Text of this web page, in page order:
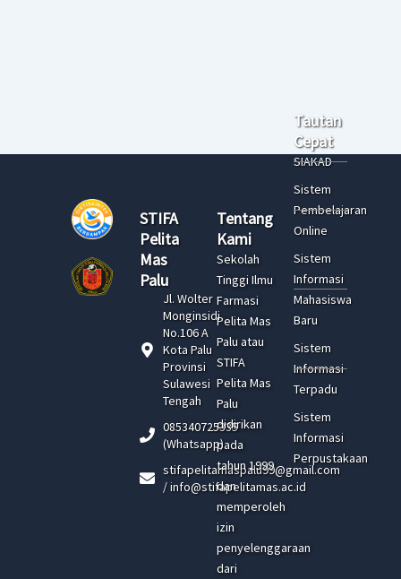
STIFA
Pelita
Mas
Palu
Jl. Wolter
Monginsidi
No.106 A
Kota Palu
Provinsi
Sulawesi
Tengah
085340725335
(Whatsapp)
stifapelitamaspalu99@gmail.com
/ info@stifapelitamas.ac.id
Tentang
Kami
Sekolah
Tinggi Ilmu
Farmasi
Pelita Mas
Palu atau
STIFA
Pelita Mas
Palu
didirikan
pada
tahun 1999
dan
memperoleh
izin
penyelenggaraan
dari
Tautan
Cepat
SIAKAD
Sistem
Pembelajaran
Online
Sistem
Informasi
Mahasiswa
Baru
Sistem
Informasi
Terpadu
Sistem
Informasi
Perpustakaan